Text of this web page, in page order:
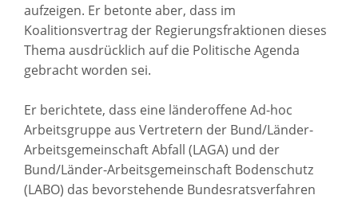
aufzeigen. Er betonte aber, dass im
Koalitionsvertrag der Regierungsfraktionen dieses
Thema ausdrücklich auf die Politische Agenda
gebracht worden sei.
Er berichtete, dass eine länderoffene Ad-hoc
Arbeitsgruppe aus Vertretern der Bund/Länder-
Arbeitsgemeinschaft Abfall (LAGA) und der
Bund/Länder-Arbeitsgemeinschaft Bodenschutz
(LABO) das bevorstehende Bundesratsverfahren